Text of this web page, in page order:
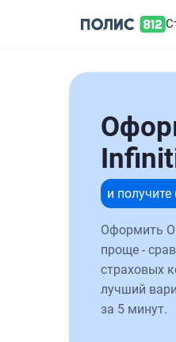
и
Оформить
проще -
страховых
лучший
за 5 минут.